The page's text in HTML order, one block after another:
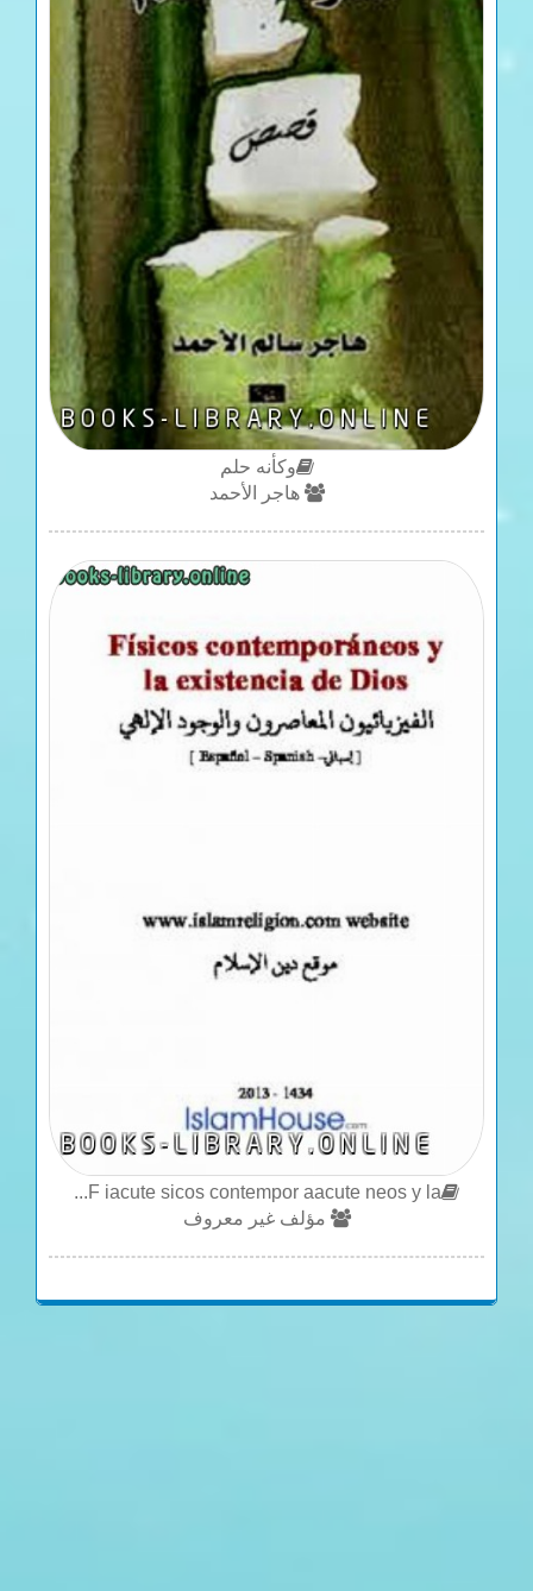
وكأنه حلم
هاجر الأحمد
F iacute sicos contempor aacute neos y la...
مؤلف غير معروف